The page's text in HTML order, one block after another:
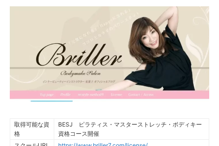
取得可能な資
格
BESJ ピラティス・マスターストレッチ・ボディキー
資格コース開催